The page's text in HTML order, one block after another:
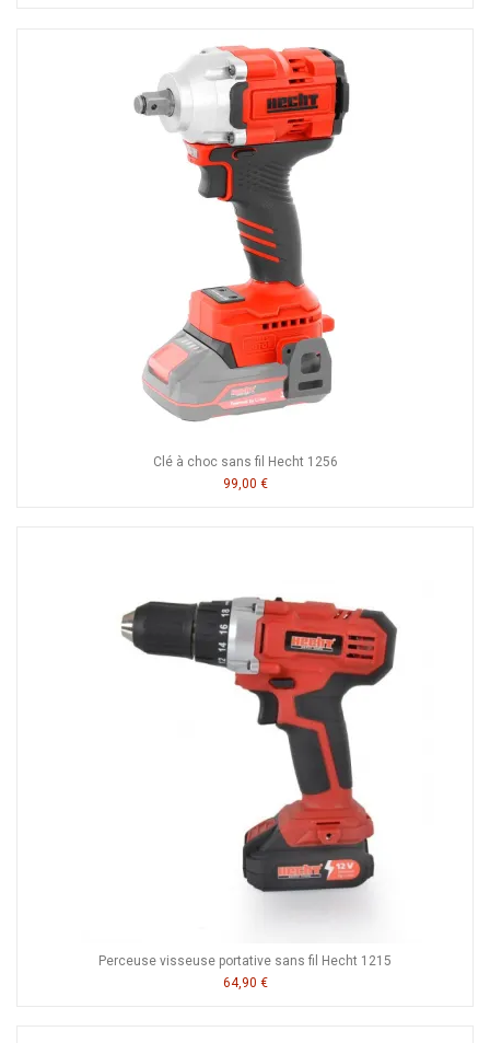
Clé à choc sans fil Hecht 1256
99,00 €
Perceuse visseuse portative sans fil Hecht 1215
64,90 €